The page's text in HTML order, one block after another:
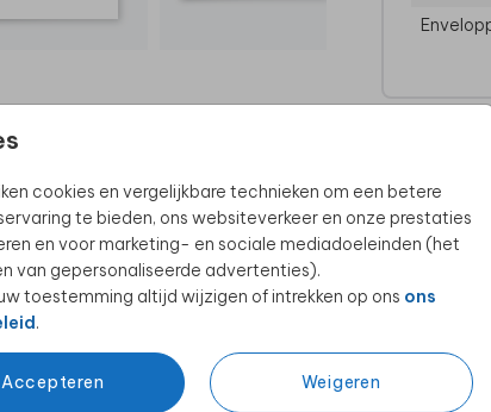
cookies en vergelijkbare technieken om een betere
te bieden, ons websiteverkeer en onze prestaties
en voor marketing- en sociale mediadoeleinden (het
van gepersonaliseerde advertenties).
toestemming altijd wijzigen of intrekken op ons ons
.
Accepteren Weigeren